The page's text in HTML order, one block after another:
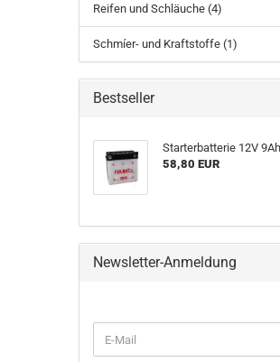
Reifen und Schläuche (4)
Schmíer- und Kraftstoffe (1)
Bestseller
Starterbatterie 12V 9Ah
58,80 EUR
Newsletter-Anmeldung
ZUR
E-
Mail